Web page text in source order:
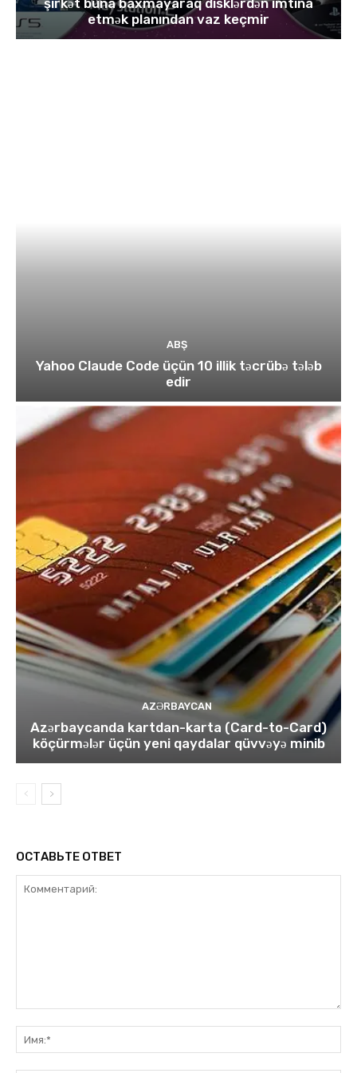
etmək planından vaz keçmir
ABŞ
Yahoo Claude Code üçün 10 illik təcrübə tələb
edir
AZƏRBAYCAN
Azərbaycanda kartdan-karta (Card-to-Card)
köçürmələr üçün yeni qaydalar qüvvəyə minib
ОСТАВЬТЕ ОТВЕТ